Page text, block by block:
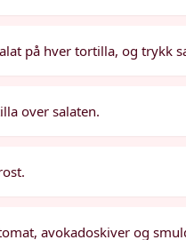
på hver tortilla, og trykk
over salaten.
avokadoskiver og